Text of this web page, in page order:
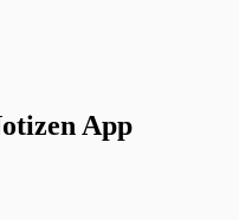
App